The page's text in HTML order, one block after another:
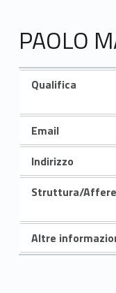
PAOLO
Qualifica
Email
Indirizzo
Struttura/
Altre